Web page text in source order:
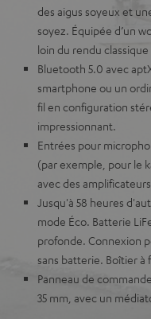
des aigus soyeux et
soyez. Équipée d’un
loin du rendu
Bluetooth 5.0 avec
smartphone ou un
fil en configuration
impressionnant.
Entrées pour
(par exemple, pour le
avec des
Jusqu'à 58 heures
mode Éco. Batterie
profonde. Connexion
sans batterie. Boîtier
Panneau de
35 mm, avec un